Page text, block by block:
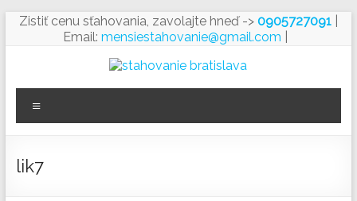
Prejsť
Zistiť cenu sťahovania, zavolajte hneď -> 0905727091|
Email: mensiestahovanie@gmail.com
Sťahovanie
Bratislava
lik7